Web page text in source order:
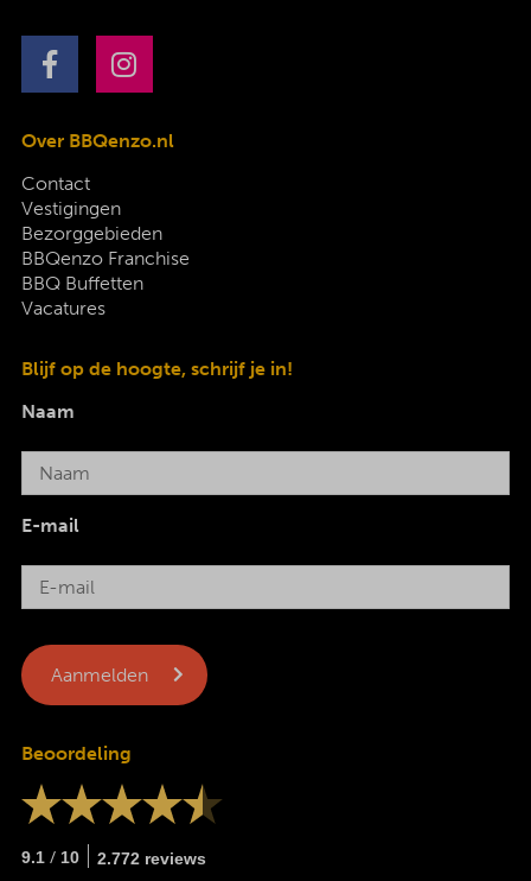
Over BBQenzo.nl
Contact
Vestigingen
Bezorggebieden
BBQenzo Franchise
BBQ Buffetten
Vacatures
Blijf op de hoogte, schrijf je in!
Naam
E-mail
Beoordeling
9.1 / 10 2.772 reviews